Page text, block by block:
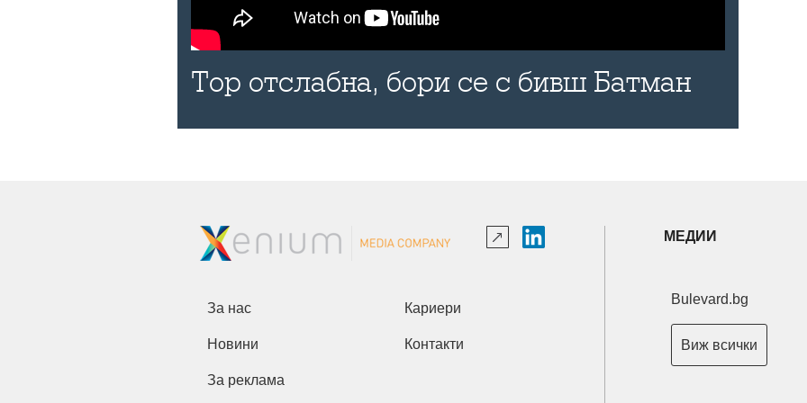
Тор отслабна, бори се с бивш Батман
За нас Кариери
Новини Контакти
За реклама
МЕДИИ
Bulevard.bg
Виж всички